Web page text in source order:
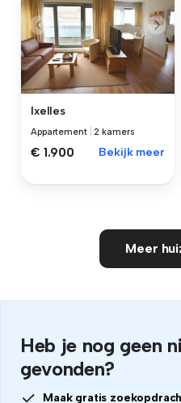
Ixelles
Appartement 2 kamers
€ 1.900 Bekijk meer
Meer
Heb je nog geen
gevonden?
Maak gratis